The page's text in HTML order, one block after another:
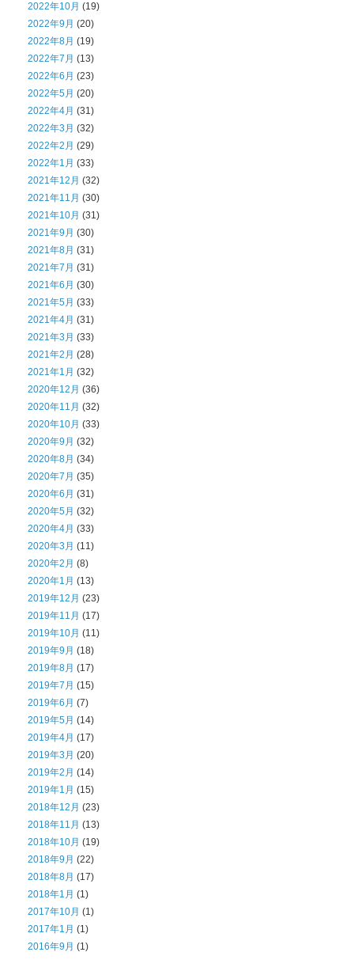
2022年10月 (19)
2022年9月 (20)
2022年8月 (19)
2022年7月 (13)
2022年6月 (23)
2022年5月 (20)
2022年4月 (31)
2022年3月 (32)
2022年2月 (29)
2022年1月 (33)
2021年12月 (32)
2021年11月 (30)
2021年10月 (31)
2021年9月 (30)
2021年8月 (31)
2021年7月 (31)
2021年6月 (30)
2021年5月 (33)
2021年4月 (31)
2021年3月 (33)
2021年2月 (28)
2021年1月 (32)
2020年12月 (36)
2020年11月 (32)
2020年10月 (33)
2020年9月 (32)
2020年8月 (34)
2020年7月 (35)
2020年6月 (31)
2020年5月 (32)
2020年4月 (33)
2020年3月 (11)
2020年2月 (8)
2020年1月 (13)
2019年12月 (23)
2019年11月 (17)
2019年10月 (11)
2019年9月 (18)
2019年8月 (17)
2019年7月 (15)
2019年6月 (7)
2019年5月 (14)
2019年4月 (17)
2019年3月 (20)
2019年2月 (14)
2019年1月 (15)
2018年12月 (23)
2018年11月 (13)
2018年10月 (19)
2018年9月 (22)
2018年8月 (17)
2018年1月 (1)
2017年10月 (1)
2017年1月 (1)
2016年9月 (1)